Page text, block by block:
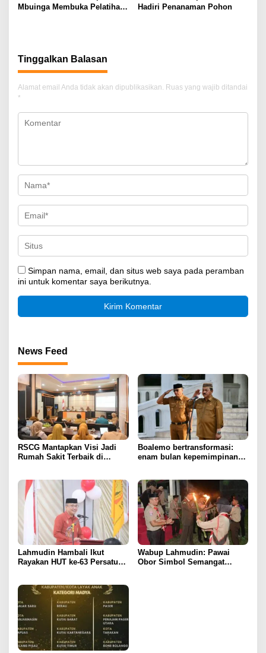
Mbuinga Membuka Pelatihan
Hadiri Penanaman Pohon
Tinggalkan Balasan
Alamat email Anda tidak akan dipublikasikan. Ruas yang wajib ditandai
*
Simpan nama, email, dan situs web saya pada peramban
ini untuk komentar saya berikutnya.
News Feed
RSCG Mantapkan Visi Jadi
Rumah Sakit Terbaik di
Boalemo bertransformasi:
enam bulan kepemimpinan
Prabowo
Lahmudin Hambali Ikut
Rayakan HUT ke-63 Persatuan
Wabup Lahmudin: Pawai
Obor Simbol Semangat